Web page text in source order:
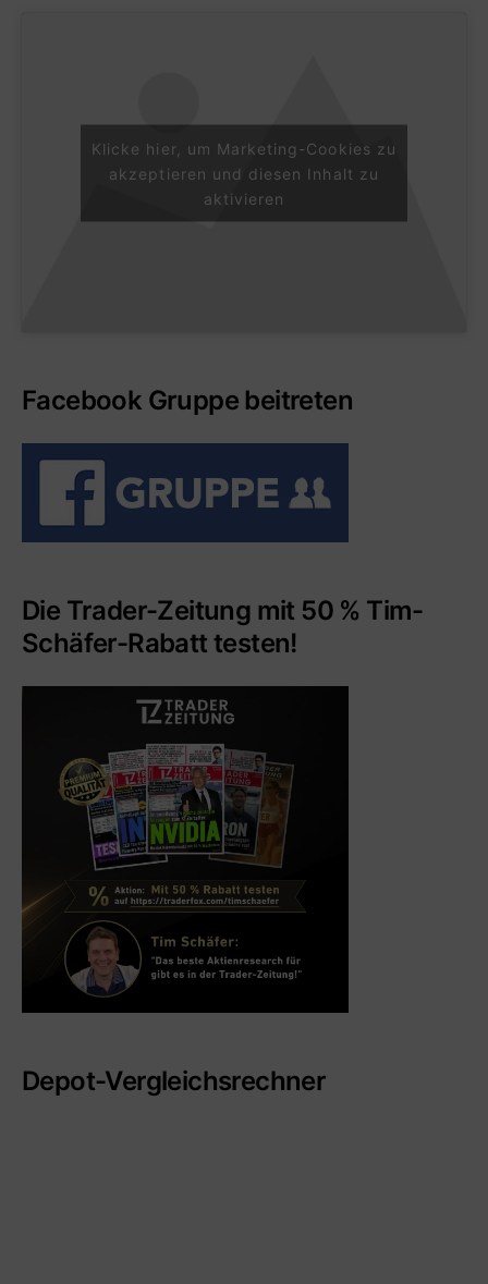
Klicke hier, um Marketing-Cookies zu
akzeptieren und diesen Inhalt zu
aktivieren
Facebook Gruppe beitreten
Die Trader-Zeitung mit 50 % Tim-
Schäfer-Rabatt testen!
Depot-Vergleichsrechner